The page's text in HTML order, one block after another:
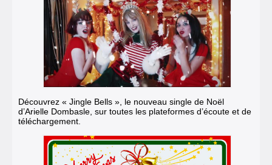
Découvrez « Jingle Bells », le nouveau single de Noël
d’Arielle Dombasle, sur toutes les plateformes d’écoute et de
téléchargement.